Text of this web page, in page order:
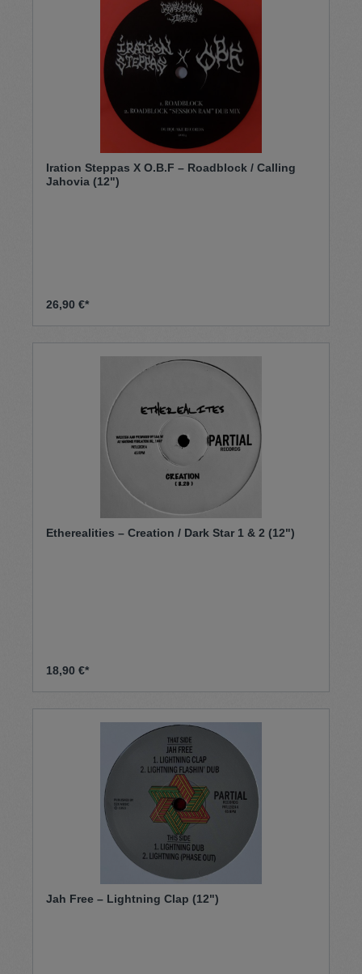
Iration Steppas X O.B.F – Roadblock / Calling
Jahovia (12")
26,90 €*
Etherealities – Creation / Dark Star 1 & 2 (12")
18,90 €*
Jah Free – Lightning Clap (12")